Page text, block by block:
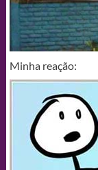
Minha reação: